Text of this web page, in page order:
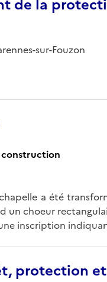
de la
sur-Fouzon
construction
a été
un choeur
inscription
protection